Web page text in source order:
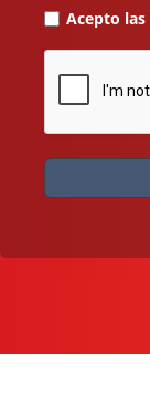
Acepto las